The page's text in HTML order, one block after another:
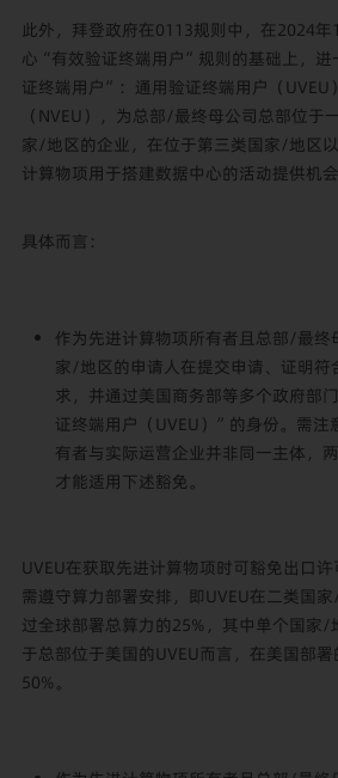
此外，拜登政府在0113规则中，在2024
心“有效验证终端用户”规则的基础上，
证终端用户”：通用验证终端用户（UVEU
（NVEU），为总部/最终母公司总部位于
家/地区的企业，在位于第三类国家/地区
计算物项用于搭建数据中心的活动提供机会
具体而言：
作为先进计算物项所有者且总部/最终
家/地区的申请人在提交申请、证明符
求，并通过美国商务部等多个政府部
证终端用户（UVEU）”的身份。需注
有者与实际运营企业并非同一主体，
才能适用下述豁免。
UVEU在获取先进计算物项时可豁免出口
需遵守算力部署安排，即UVEU在二类国
过全球部署总算力的25%，其中单个国家/
于总部位于美国的UVEU而言，在美国部
50%。